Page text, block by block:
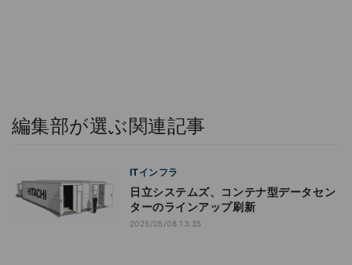
編集部が選ぶ関連記事
ITインフラ
日立システムズ、コンテナ型データセン
ターのラインアップ刷新
2025/05/08 13:35